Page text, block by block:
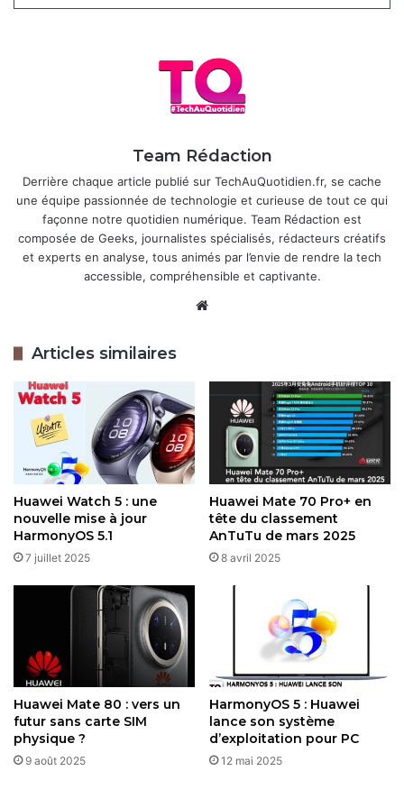
poussée de la variabilité cardiaque, du rythme respiratoire
contacts favoris pour des appels rapides, directement
Articles similaires
Huawei MatePad 11.5 (2026) : une
tablette fine et endurante pour la
productivité
22 décembre 2025
Huawei Watch Ultimate 2 : une
nouvelle mise à jour pour plus de
27 novembre 2025
Pour les adeptes d’activités physiques, HarmonyOS 5.1
peaufine le suivi sportif. La montre calcule désormais les
pas et le dénivelé lors des montées d’escaliers, suit les
pentes cumulées en course d’orientation et mesure
distance et vitesse pour des sports collectifs comme le
football. Ces ajouts, couplés à une précision accrue grâce
au système TruSense, font de la GT5 un allié de choix pour
Restez connecté via Google News
Suivez-nous pour les dernières mises à jour et guides.
Team Rédaction
Derrière chaque article publié sur TechAuQuotidien.fr, se cache
une équipe passionnée de technologie et curieuse de tout ce qui
façonne notre quotidien numérique. Team Rédaction est
composée de Geeks, journalistes spécialisés, rédacteurs créatifs
et experts en analyse, tous animés par l’envie de rendre la tech
accessible, compréhensible et captivante.
Articles similaires
Huawei Watch 5 : une
nouvelle mise à jour
HarmonyOS 5.1
7 juillet 2025
Huawei Mate 70 Pro+ en
tête du classement
AnTuTu de mars 2025
8 avril 2025
Huawei Mate 80 : vers un
futur sans carte SIM
physique ?
9 août 2025
HarmonyOS 5 : Huawei
lance son système
d’exploitation pour PC
12 mai 2025